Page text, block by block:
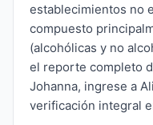
establecimientos no
compuesto
(alcohólicas y no
el reporte completo
Johanna, ingrese a
verificación integral